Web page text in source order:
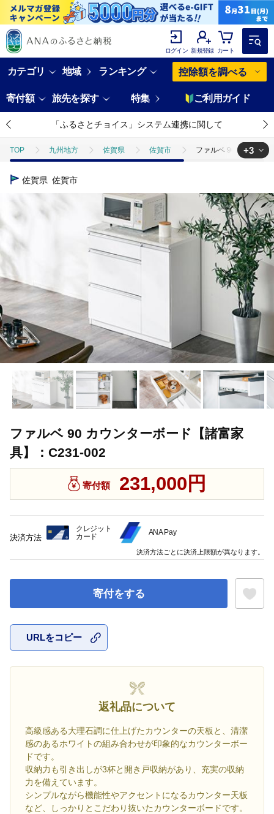
ログイン 新規登録 カート
カテゴリ 地域 ランキング 控除額を調べる
寄付額 旅先を探す 特集 ご利用ガイド
「ふるさとチョイス」システム連携に関して
TOP 九州地方 佐賀県 佐賀市 ファルベ 90 カウンタ
TOP
キッチン用品 ファルベ 90 カウンター
TOP 伝統工芸品 ファルベ 90 カウンターボ
+3
佐賀県 佐賀市
ファルベ 90 カウンターボード【諸富家
具】：C231-002
寄付額 231,000円
寄付をする
URLをコピー
返礼品について
高級感ある大理石調に仕上げたカウンターの天板と、清潔
感のあるホワイトの組み合わせが印象的なカウンターボー
ドです。
収納力も引き出しが3杯と開き戸収納があり、充実の収納
力を備えています。
シンプルながら機能性やアクセントになるカウンター天板
など、しっかりとこだわり抜いたカウンターボードです。
決済方法
クレジット
カード
ANA Pay
決済方法ごとに決済上限額が異なります。